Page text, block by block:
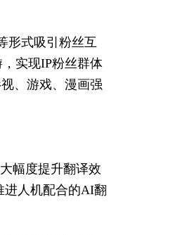
形式吸引粉丝互
实现IP粉丝群体
、游戏、漫画强
幅度提升翻译效
进人机配合的AI翻